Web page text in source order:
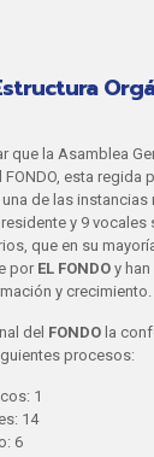
que la Asamblea
esta regida
de las instancias
y 9
que en su
por EL FONDOy han
y crecimiento.
del FONDOla
procesos:
1
14
6